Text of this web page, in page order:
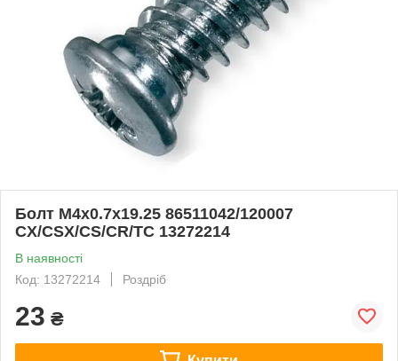
Болт М4х0.7х19.25 86511042/120007
CX/CSX/CS/CR/TC 13272214
В наявності
Код: 13272214
Роздріб
23 ₴